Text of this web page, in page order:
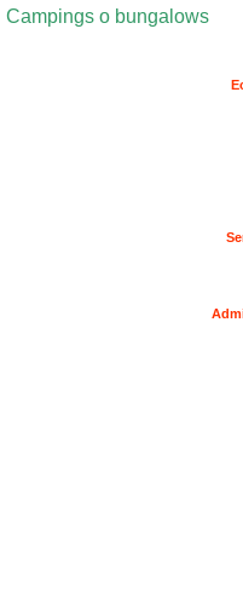
Campings o bungalows